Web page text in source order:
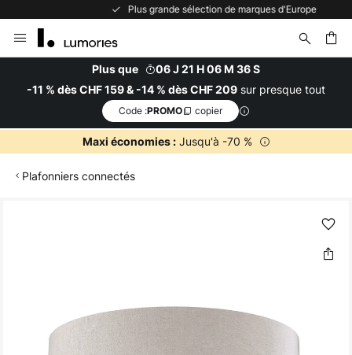
Plus grande sélection de marques d'Europe
Allez
au
Plus que
06 J 21 H 06 M 36 S
-11 % dès CHF 159 & -14 % dès CHF 209 sur presque tout
Code :PROMO copier
Maxi économies :Jusqu'à -70 %
Plafonniers connectés